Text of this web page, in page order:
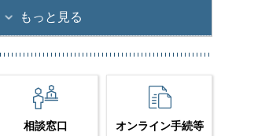
もっと見る
相談窓口 オンライン手続等